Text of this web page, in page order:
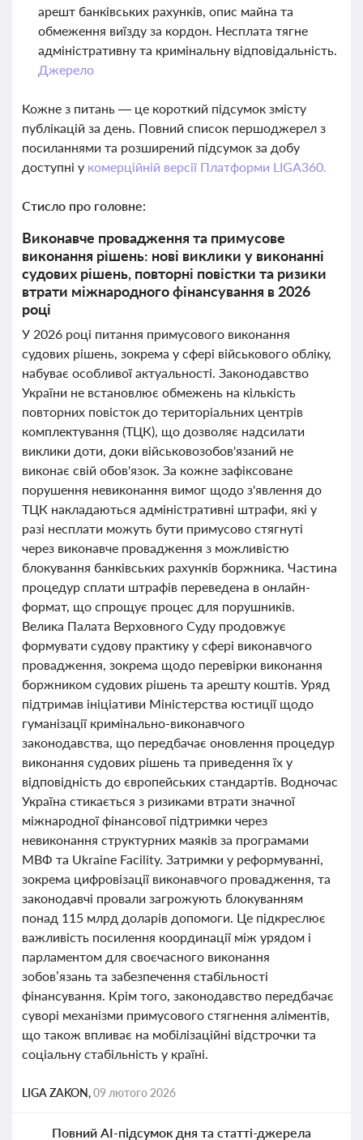
арешт банківських рахунків, опис майна та
обмеження виїзду за кордон. Несплата тягне
адміністративну та кримінальну відповідальність.
Джерело
Кожне з питань — це короткий підсумок змісту
публікацій за день. Повний список першоджерел з
посиланнями та розширений підсумок за добу
доступні у комерційній версії Платформи LIGA360.
Стисло про головне:
Виконавче провадження та примусове
виконання рішень: нові виклики у виконанні
судових рішень, повторні повістки та ризики
втрати міжнародного фінансування в 2026
році
У 2026 році питання примусового виконання
судових рішень, зокрема у сфері військового обліку,
набуває особливої актуальності. Законодавство
України не встановлює обмежень на кількість
повторних повісток до територіальних центрів
комплектування (ТЦК), що дозволяє надсилати
виклики доти, доки військовозобов'язаний не
виконає свій обов'язок. За кожне зафіксоване
порушення невиконання вимог щодо з'явлення до
ТЦК накладаються адміністративні штрафи, які у
разі несплати можуть бути примусово стягнуті
через виконавче провадження з можливістю
блокування банківських рахунків боржника. Частина
процедур сплати штрафів переведена в онлайн-
формат, що спрощує процес для порушників.
Велика Палата Верховного Суду продовжує
формувати судову практику у сфері виконавчого
провадження, зокрема щодо перевірки виконання
боржником судових рішень та арешту коштів. Уряд
підтримав ініціативи Міністерства юстиції щодо
гуманізації кримінально-виконавчого
законодавства, що передбачає оновлення процедур
виконання судових рішень та приведення їх у
відповідність до європейських стандартів. Водночас
Україна стикається з ризиками втрати значної
міжнародної фінансової підтримки через
невиконання структурних маяків за програмами
МВФ та Ukraine Facility. Затримки у реформуванні,
зокрема цифровізації виконавчого провадження, та
законодавчі провали загрожують блокуванням
понад 115 млрд доларів допомоги. Це підкреслює
важливість посилення координації між урядом і
парламентом для своєчасного виконання
зобов’язань та забезпечення стабільності
фінансування. Крім того, законодавство передбачає
суворі механізми примусового стягнення аліментів,
що також впливає на мобілізаційні відстрочки та
соціальну стабільність у країні.
LIGA ZAKON,09 лютого 2026
Повний AI-підсумок дня та статті-джерела